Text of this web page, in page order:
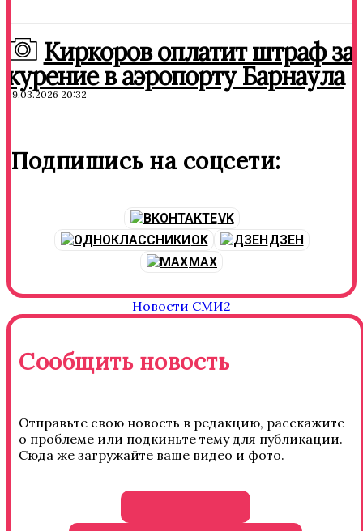
Киркоров оплатит штраф за
курение в аэропорту Барнаула
29.03.2026 20:32
Подпишись на соцсети:
VK
OK
ДЗЕН
MAX
Новости СМИ2
Сообщить новость
Отправьте свою новость в редакцию, расскажите
о проблеме или подкиньте тему для публикации.
Сюда же загружайте ваше видео и фото.